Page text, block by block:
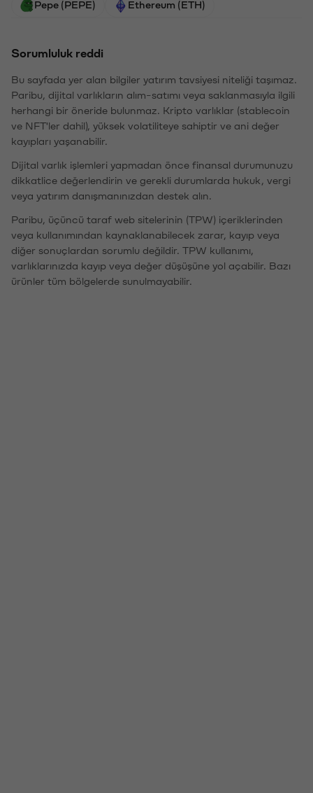
Pepe (PEPE) Ethereum (ETH)
Sorumluluk reddi
Bu sayfada yer alan bilgiler yatırım tavsiyesi niteliği taşımaz.
Paribu, dijital varlıkların alım-satımı veya saklanmasıyla ilgili
herhangi bir öneride bulunmaz. Kripto varlıklar (stablecoin
ve NFT'ler dahil), yüksek volatiliteye sahiptir ve ani değer
kayıpları yaşanabilir.
Dijital varlık işlemleri yapmadan önce finansal durumunuzu
dikkatlice değerlendirin ve gerekli durumlarda hukuk, vergi
veya yatırım danışmanınızdan destek alın.
Paribu, üçüncü taraf web sitelerinin (TPW) içeriklerinden
veya kullanımından kaynaklanabilecek zarar, kayıp veya
diğer sonuçlardan sorumlu değildir. TPW kullanımı,
varlıklarınızda kayıp veya değer düşüşüne yol açabilir. Bazı
ürünler tüm bölgelerde sunulmayabilir.